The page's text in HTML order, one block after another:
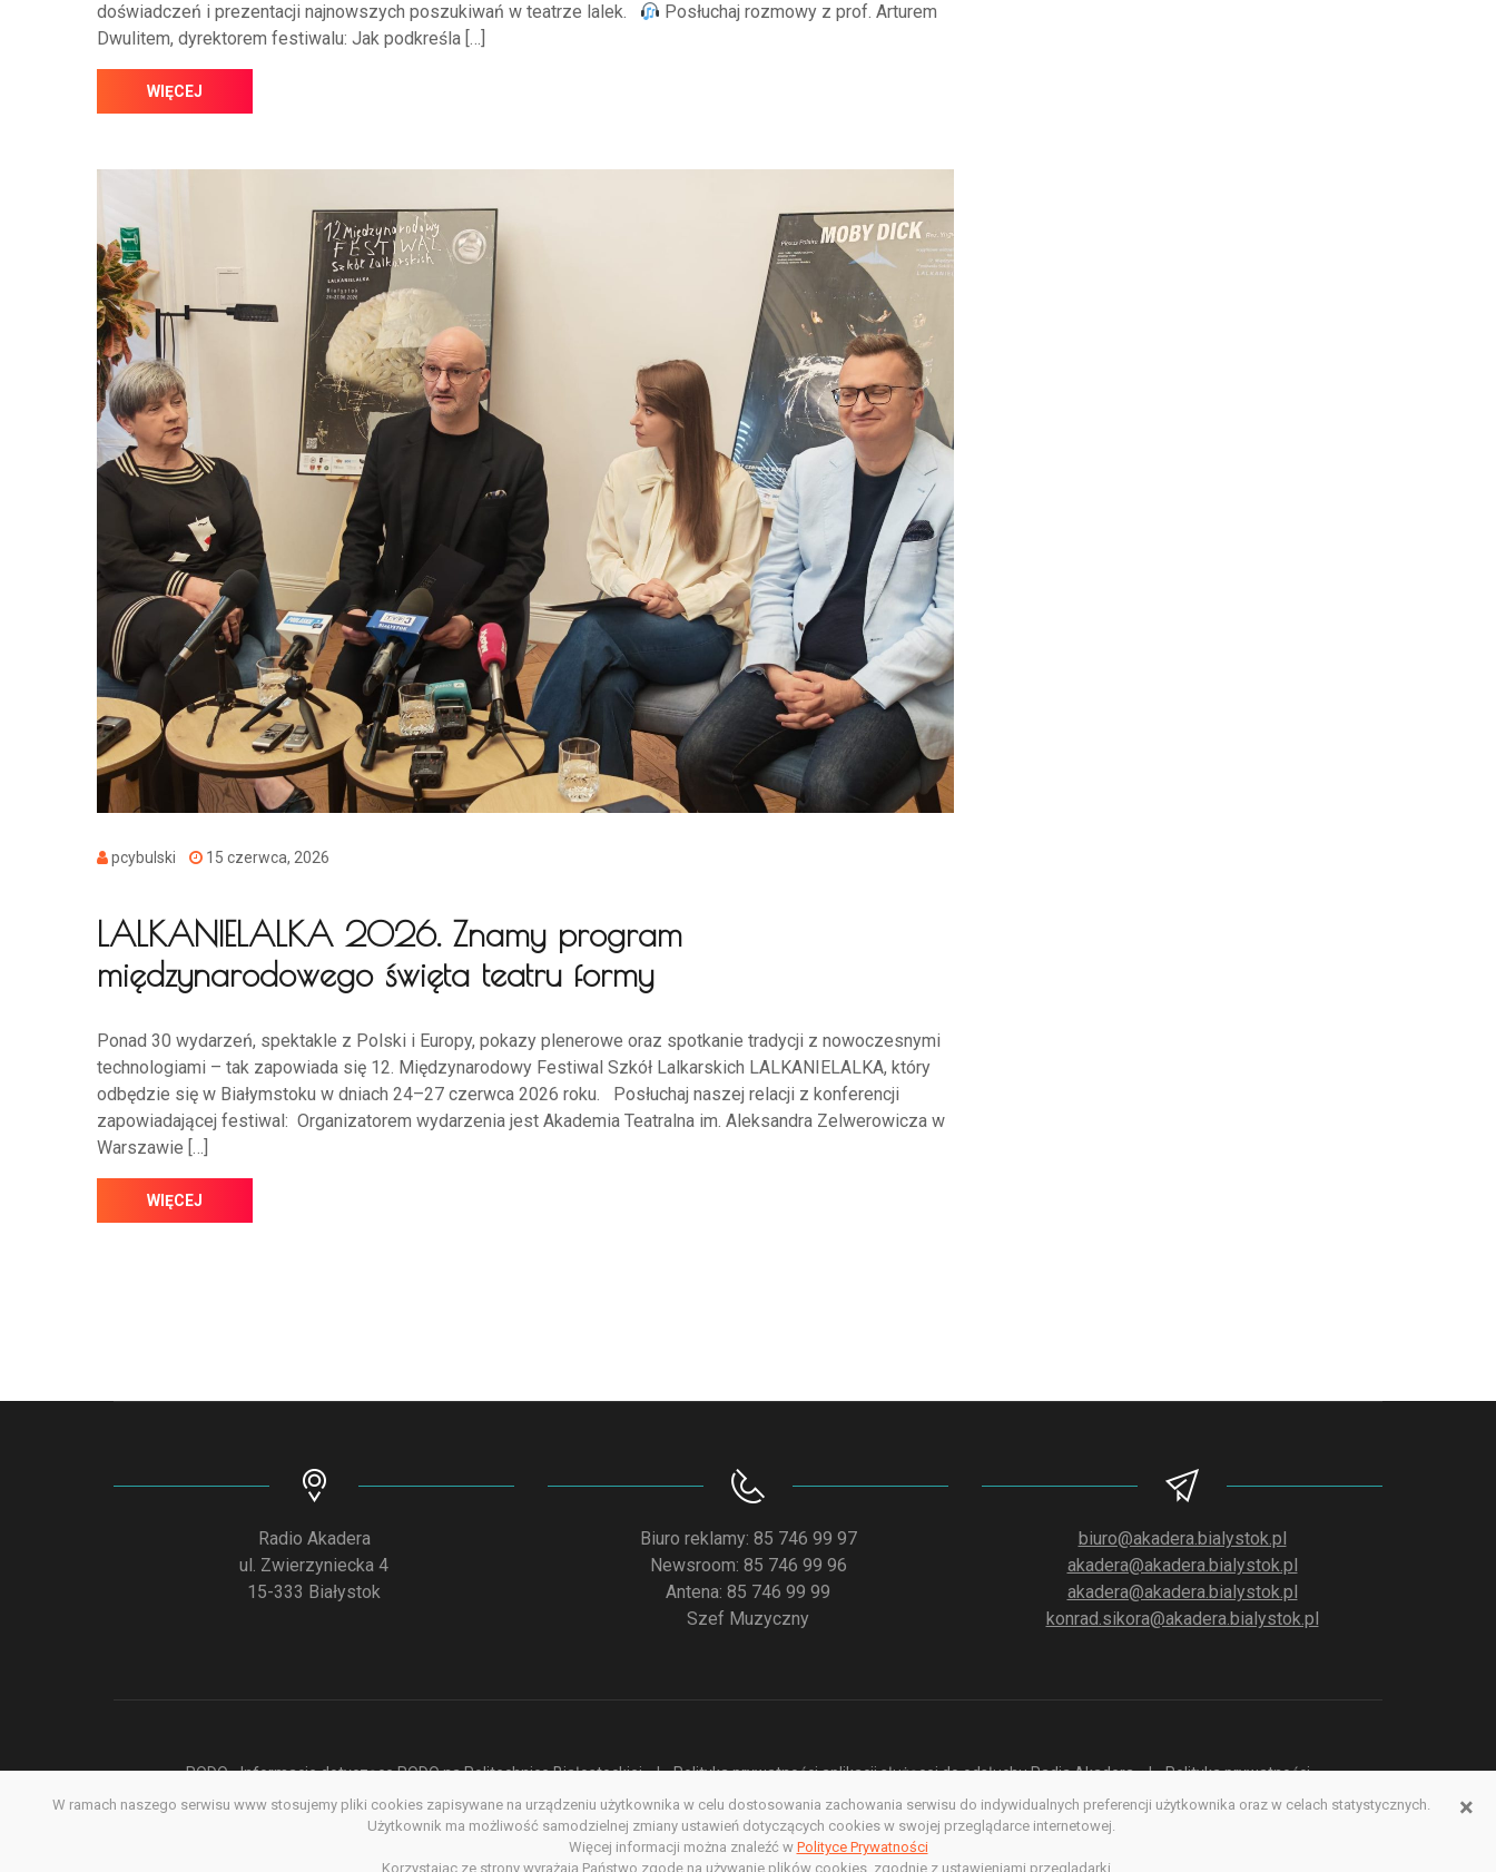
doświadczeń i prezentacji najnowszych poszukiwań w teatrze lalek.
Posłuchaj rozmowy z prof. Arturem
Dwulitem, dyrektorem festiwalu: Jak podkreśla […]
WIĘCEJ
pcybulski 15 czerwca, 2026
LALKANIELALKA 2026. Znamy program
międzynarodowego święta teatru formy
Ponad 30 wydarzeń, spektakle z Polski i Europy, pokazy plenerowe oraz spotkanie tradycji z nowoczesnymi
technologiami – tak zapowiada się 12. Międzynarodowy Festiwal Szkół Lalkarskich LALKANIELALKA, który
odbędzie się w Białymstoku w dniach 24–27 czerwca 2026 roku. Posłuchaj naszej relacji z konferencji
zapowiadającej festiwal: Organizatorem wydarzenia jest Akademia Teatralna im. Aleksandra Zelwerowicza w
Warszawie […]
WIĘCEJ
Radio Akadera
ul. Zwierzyniecka 4
15-333 Białystok
Biuro reklamy: 85 746 99 97
Newsroom: 85 746 99 96
Antena: 85 746 99 99
Szef Muzyczny
biuro@akadera.bialystok.pl
akadera@akadera.bialystok.pl
akadera@akadera.bialystok.pl
konrad.sikora@akadera.bialystok.pl
RODO - Informacje dotyczące RODO na Politechnice Białostockiej Polityka prywatności aplikacji służącej do odsłuchu Radia Akadera
Polityka prywatności
Deklaracja dostępności
Redakcja serwisu www Poprzednia wersja serwisu www
Copyright @ 2022. All rights Reserved
×
W ramach naszego serwisu www stosujemy pliki cookies zapisywane na urządzeniu użytkownika w celu dostosowania zachowania serwisu do indywidualnych preferencji użytkownika oraz w celach statystycznych.
Użytkownik ma możliwość samodzielnej zmiany ustawień dotyczących cookies w swojej przeglądarce internetowej.
Więcej informacji można znaleźć w Polityce Prywatności
Korzystając ze strony wyrażają Państwo zgodę na używanie plików cookies, zgodnie z ustawieniami przeglądarki.